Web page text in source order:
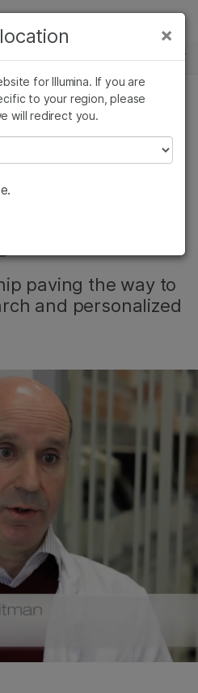
paving the way to
and personalized
×
for Illumina. If you are
to your region, please
will redirect you.
×
임상 종양학 연구
생식 보건 연구
연구